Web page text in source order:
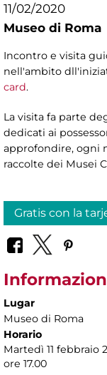
11/02/2020
Museo di Roma
Incontro e visita
nell'ambito
card.
La visita fa parte
dedicati ai
approfondire, ogni
raccolte dei Musei
Gratis con la
Lugar
Museo di Roma
Horario
Martedì 11 febbraio
ore 17.00